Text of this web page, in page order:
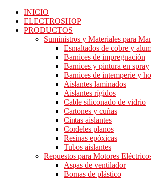
INICIO
ELECTROSHOP
PRODUCTOS
Suministros y Materiales para
Esmaltados de cobre y
Barnices de impregnación
Barnices y pintura en spray
Barnices de intemperie y
Aislantes laminados
Aislantes rígidos
Cable siliconado de vidrio
Cartones y cuñas
Cintas aislantes
Cordeles planos
Resinas epóxicas
Tubos aislantes
Repuestos para Motores
Aspas de ventilador
Bornas de plástico